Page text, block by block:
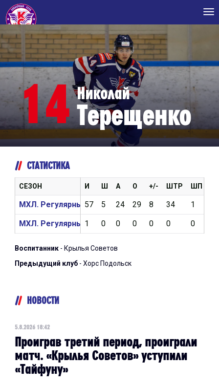
14 Николай
Терещенко
СТАТИСТИКА
И Ш А О +/- ШТР ШП
57 5 24 29 8 34 1
1 0 0 0 0 0 0
СЕЗОН
МХЛ. Регулярный чемпионат 2025/2026
МХЛ. Регулярный чемпионат 2024/2025
Воспитанник - Крылья Советов
Предыдущий клуб - Хорс Подольск
НОВОСТИ
5.8.2026 18:42
Проиграв третий период, проиграли
матч. «Крылья Советов» уступили
«Тайфуну»